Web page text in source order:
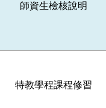
師資生檢核說明
特教學程課程修習